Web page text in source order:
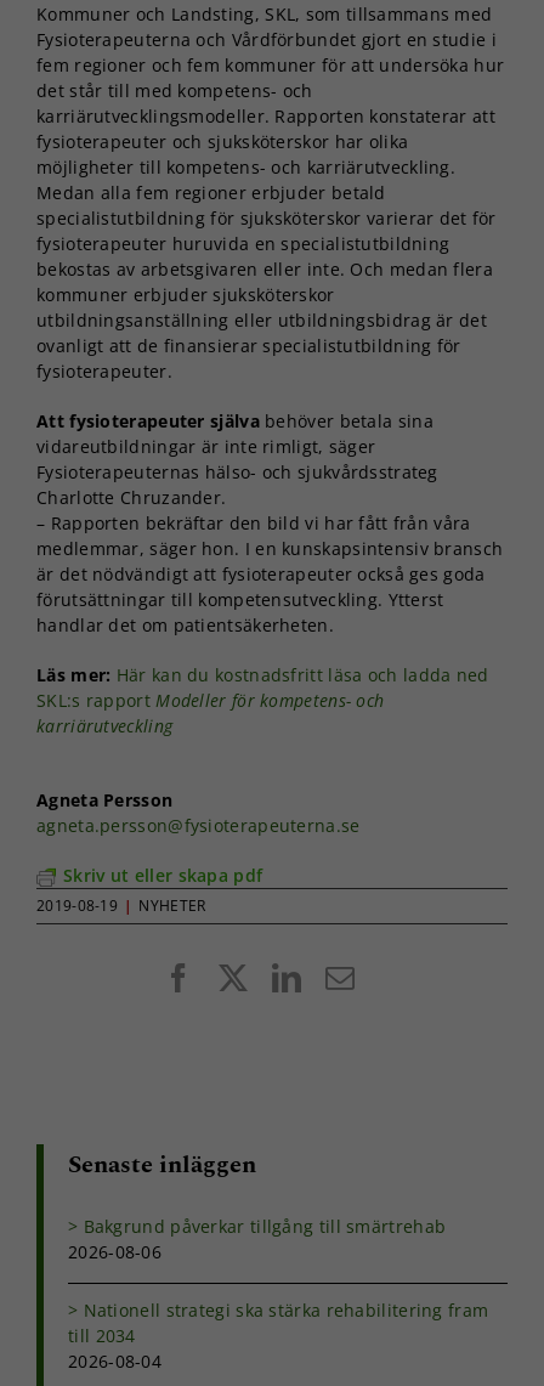
Kommuner och Landsting, SKL, som tillsammans med
Fysioterapeuterna och Vårdförbundet gjort en studie i
fem regioner och fem kommuner för att undersöka hur
det står till med kompetens- och
karriärutvecklingsmodeller. Rapporten konstaterar att
fysioterapeuter och sjuksköterskor har olika
möjligheter till kompetens- och karriärutveckling.
Medan alla fem regioner erbjuder betald
specialistutbildning för sjuksköterskor varierar det för
fysioterapeuter huruvida en specialistutbildning
bekostas av arbetsgivaren eller inte. Och medan flera
kommuner erbjuder sjuksköterskor
utbildningsanställning eller utbildningsbidrag är det
ovanligt att de finansierar specialistutbildning för
fysioterapeuter.
Att fysioterapeuter självabehöver betala sina
vidareutbildningar är inte rimligt, säger
Fysioterapeuternas hälso- och sjukvårdsstrateg
Charlotte Chruzander.
– Rapporten bekräftar den bild vi har fått från våra
medlemmar, säger hon. I en kunskapsintensiv bransch
är det nödvändigt att fysioterapeuter också ges goda
förutsättningar till kompetensutveckling. Ytterst
handlar det om patientsäkerheten.
Läs mer: Här kan du kostnadsfritt läsa och ladda ned
SKL:s rapportModeller för kompetens- och
karriärutveckling
Agneta Persson
agneta.persson@fysioterapeuterna.se
Skriv ut eller skapa pdf
2019-08-19 | NYHETER
FacebookLinkedIn
E-
Senaste inläggen
Bakgrund påverkar tillgång till smärtrehab
2026-08-06
Nationell strategi ska stärka rehabilitering fram
till 2034
2026-08-04